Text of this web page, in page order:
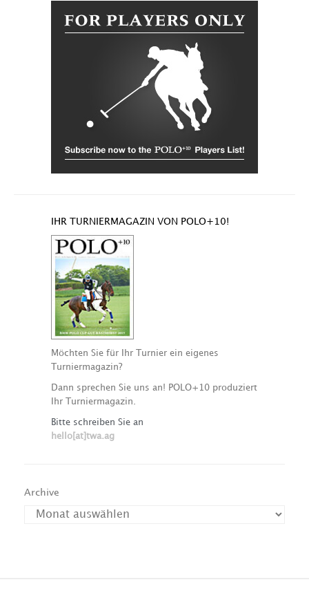
IHR TURNIERMAGAZIN VON POLO+10!
Möchten Sie für Ihr Turnier ein eigenes
Turniermagazin?
Dann sprechen Sie uns an! POLO+10 produziert
Ihr Turniermagazin.
Bitte schreiben Sie an
hello[at]twa.ag
Archive